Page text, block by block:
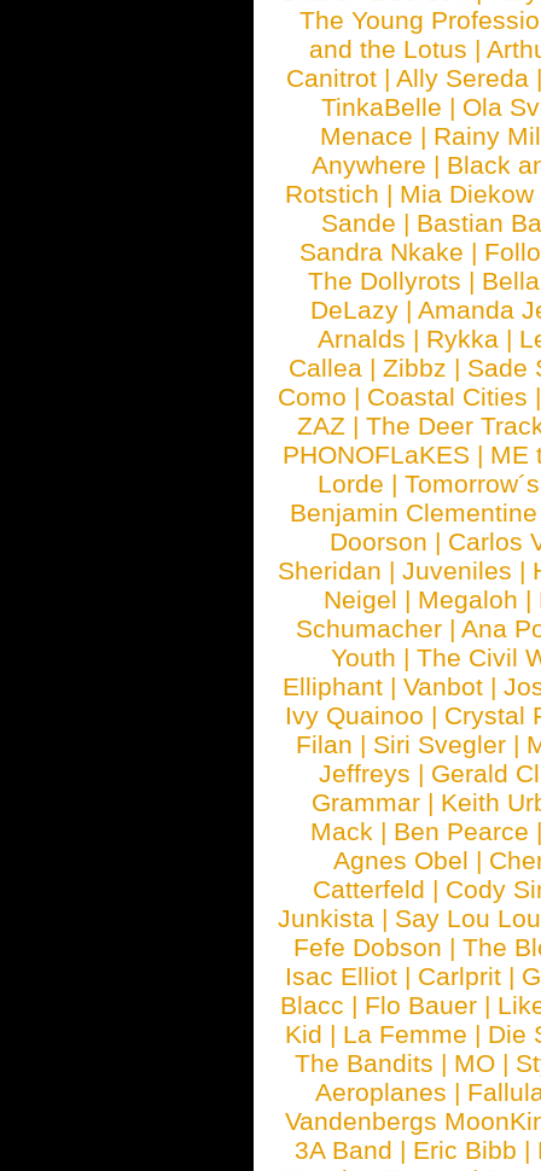
The Young
and the Lotus |
Canitrot |Ally Sereda
TinkaBelle | Ola
Menace | Rainy
Anywhere | Black
Rotstich | Mia Diekow
Sande | Bastian
Sandra Nkake |
The Dollyrots |
DeLazy | Amanda
Arnalds | Rykka |
Callea | Zibbz | Sade
Como | Coastal Cities
ZAZ |The Deer
PHONOFLaKES | ME
Lorde |
Benjamin Clementine
Doorson | Carlos
Sheridan |Juveniles |
Neigel | Megaloh |
Schumacher |Ana
Youth | The Civil
Elliphant | Vanbot |
Ivy Quainoo | Crystal
Filan | Siri Svegler |
Jeffreys | Gerald
Grammar | Keith
Mack | Ben Pearce
Agnes Obel |
Catterfeld | Cody
Junkista | Say Lou Lou
Fefe Dobson | The
Isac Elliot | Carlprit |
Blacc | Flo Bauer |
Kid | La Femme | Die
The Bandits | MO |
Aeroplanes |
Vandenbergs
3A Band | Eric Bibb |